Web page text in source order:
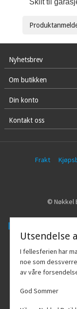
Nyhetsbrev
Om butikken
Din konto
Kontakt oss
Frakt
© Nøkkel
Vår
får
yte
Utsendelse
I fellesferien har
noe som
av våre
God Sommer